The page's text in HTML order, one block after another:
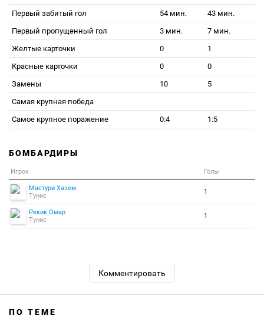
Первый забитый гол
54 мин.
43 мин.
Первый пропущенный гол
3 мин.
7 мин.
Желтые карточки
0
1
Красные карточки
0
0
Замены
10
5
Самая крупная победа
Самое крупное поражение
0:4 1:5
БОМБАРДИРЫ
Игрок Голы
Мастури Хазем
Тунис
1
Рекик Омар
Тунис
1
Комментировать
ПО ТЕМЕ